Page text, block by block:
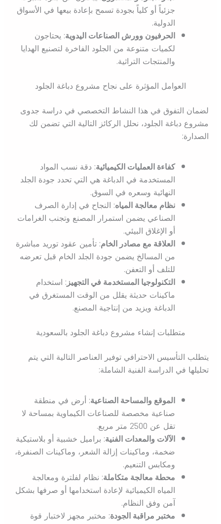
جزئياً أو كلياً بجودة تسمح بإعادة بيعها في الأسواق
الدولية.
الحرفيون وورش الصناعات اليدوية: يحتاجون
لكميات متنوعة من الجلود الفاخرة لتصنيع الهدايا
والمنتجات التراثية.
العوامل المؤثرة على نجاح مشروع دباغة الجلود
لضمان التفوق في هذا النشاط التخصصي في دراسة جدوى
مشروع دباغة الجلود، نحلل الركائز التالية التي تضمن لك
الصدارة:
كفاءة العمليات الكيميائية: دقة نسب المواد
المستخدمة في الدباغة هي التي تحدد جودة الجلد
النهائية وسعره في السوق.
نظام معالجة المياه: النجاح في إدارة الصرف
الصناعي يضمن استمرار المصنع وتجنب الغرامات
أو الإغلاق البيئي.
العلاقة مع مصادر الخام: تأمين عقود توريد مباشرة
من المسالخ يضمن جودة الجلد الخام قبل تعرضه
للتلف أو التعفن.
التكنولوجيا المستخدمة في التجهيز: استخدام
ماكينات حديثة يقلل من الوقت المستغرق في
الدباغة ويزيد من إنتاجية المصنع.
متطلبات إنشاء مشروع دباغة الجلود بالسعودية
يتطلب التأسيس الاحترافي توفير العناصر التالية التي يتم
تحليلها في الدراسة الفنية الشاملة:
الموقع والمساحة الصناعية: أرض في منطقة
صناعية مخصصة للصناعات الكيماوية بمساحة لا
تقل عن 2500 متر مربع.
الآلات والمعدات الفنية: براميل خشبية أو بلاستيكية
ضخمة، وماكينات إزالة الشعر، وماكينات الصنفرة،
ومكابس التنعيم.
محطة معالجة متكاملة: نظام لفلترة ومعالجة
المياه الكيميائية لإعادة استخدامها أو صرفها بشكل
آمن وفق النظام.
مختبر مراقبة الجودة: مختبر مجهز لاختبار قوة